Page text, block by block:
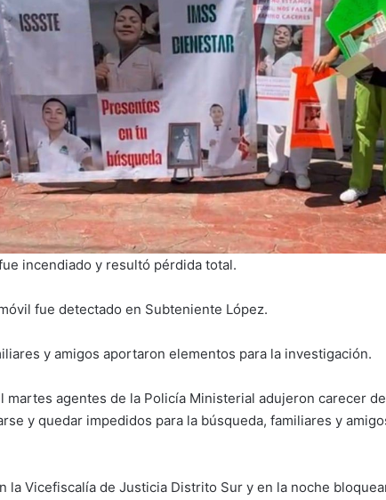
incendiado y resultó pérdida total.
fue detectado en Subteniente López.
y amigos aportaron elementos para la investigación.
martes agentes de la Policía Ministerial adujeron carecer
y quedar impedidos para la búsqueda, familiares y
la Vicefiscalía de Justicia Distrito Sur y en la noche